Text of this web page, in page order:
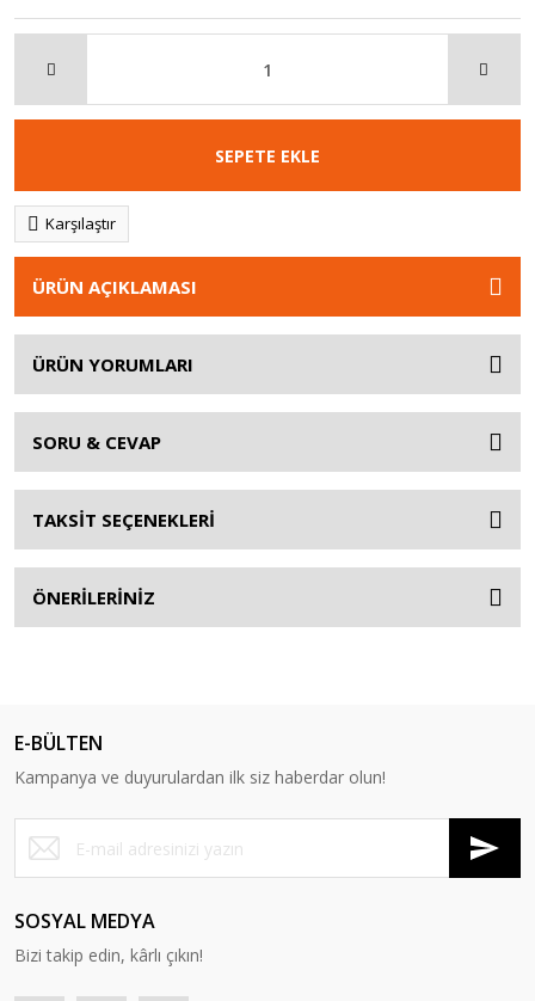
SEPETE EKLE
Karşılaştır
ÜRÜN AÇIKLAMASI
ÜRÜN YORUMLARI
SORU & CEVAP
TAKSİT SEÇENEKLERİ
ÖNERİLERİNİZ
E-BÜLTEN
Kampanya ve duyurulardan ilk siz haberdar olun!
SOSYAL MEDYA
Bizi takip edin, kârlı çıkın!